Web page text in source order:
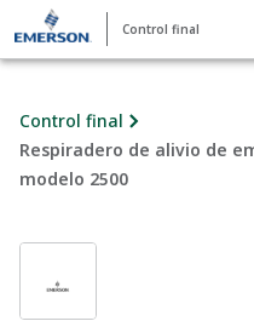
Control final
Control final
Respiradero de alivio de
modelo 2500